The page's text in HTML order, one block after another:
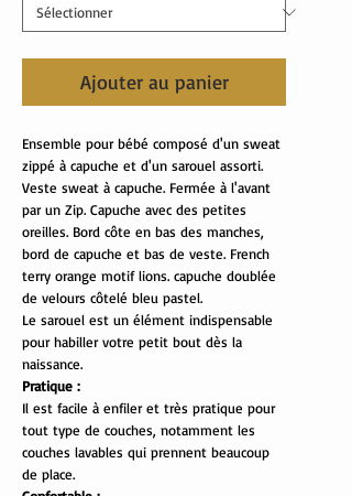
Ajouter au panier
Ensemble pour bébé composé d'un sweat
zippé à capuche et d'un sarouel assorti.
Veste sweat à capuche. Fermée à l'avant
par un Zip. Capuche avec des petites
oreilles. Bord côte en bas des manches,
bord de capuche et bas de veste. French
terry orange motif lions. capuche doublée
de velours côtelé bleu pastel.
Le sarouel est un élément indispensable
pour habiller votre petit bout dès la
naissance.
Pratique :
Il est facile à enfiler et très pratique pour
tout type de couches, notamment les
couches lavables qui prennent beaucoup
de place.